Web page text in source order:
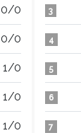
0/0
0/0
1/0
1/0
1/0
3
4
5
6
7